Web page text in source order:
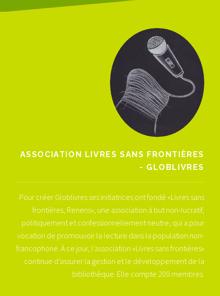
ASSOCIATION LIVRES SANS FRONTIÈRES
- GLOBLIVRES
Pour créer Globlivres ses initiatrices ont fondé «Livres sans
frontières, Renens», une association à but non-lucratif,
politiquement et confessionnellement neutre, qui a pour
vocation de promouvoir la lecture dans la population non-
francophone. À ce jour, l’association «Livres sans frontières»
continue d’assurer la gestion et le développement de la
bibliothèque. Elle compte 200 membres.